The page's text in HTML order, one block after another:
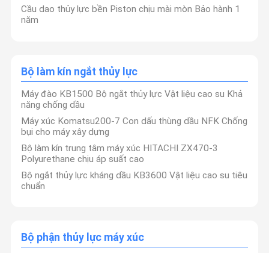
Cầu dao thủy lực bền Piston chịu mài mòn Bảo hành 1
năm
Bộ làm kín ngắt thủy lực
Máy đào KB1500 Bộ ngắt thủy lực Vật liệu cao su Khả
năng chống dầu
Máy xúc Komatsu200-7 Con dấu thùng dầu NFK Chống
bụi cho máy xây dựng
Bộ làm kín trung tâm máy xúc HITACHI ZX470-3
Polyurethane chịu áp suất cao
Bộ ngắt thủy lực kháng dầu KB3600 Vật liệu cao su tiêu
chuẩn
Bộ phận thủy lực máy xúc